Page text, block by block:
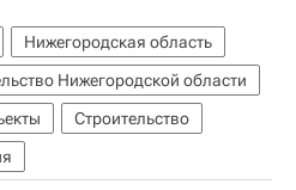
Нижегородская область
Нижегородской области
Строительство